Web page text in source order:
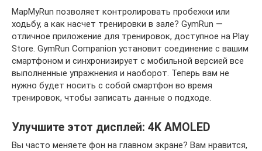
MapMyRun позволяет контролировать пробежки или
ходьбу, а как насчет тренировки в зале? GymRun —
отличное приложение для тренировок, доступное на Play
Store. GymRun Companion установит соединение с вашим
смартфоном и синхронизирует с мобильной версией все
выполненные упражнения и наоборот. Теперь вам не
нужно будет носить с собой смартфон во время
тренировок, чтобы записать данные о подходе.
Улучшите этот дисплей: 4K AMOLED
Вы часто меняете фон на главном экране? Вам нравится,